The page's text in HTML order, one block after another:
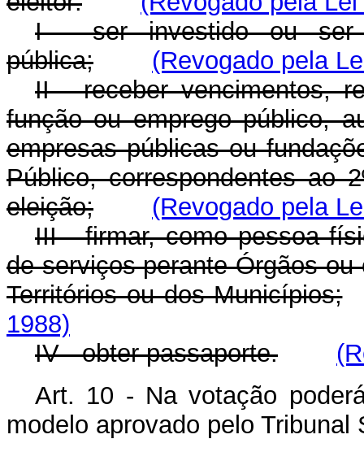
I - ser investido ou ser
pública;
(Revogado pela
II - receber vencimentos,
função ou emprego público,
empresas públicas ou
Público, correspondentes ao
eleição;
(Revogado pela
III - firmar, como pessoa
de serviços perante Órgãos
Territórios ou dos Municípios;
1988)
IV - obter passaporte.
Art. 10 - Na votação
modelo aprovado pelo Tribunal